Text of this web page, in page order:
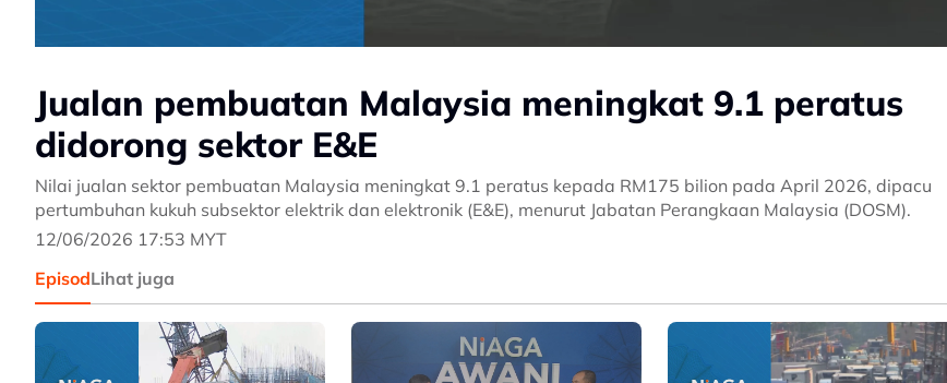
Jualan pembuatan Malaysia meningkat 9.1 peratus
didorong sektor E&E
Nilai jualan sektor pembuatan Malaysia meningkat 9.1 peratus kepada RM175 bilion pada April 2026, dipacu
pertumbuhan kukuh subsektor elektrik dan elektronik (E&E), menurut Jabatan Perangkaan Malaysia (DOSM).
12/06/2026 17:53 MYT
EpisodLihat juga